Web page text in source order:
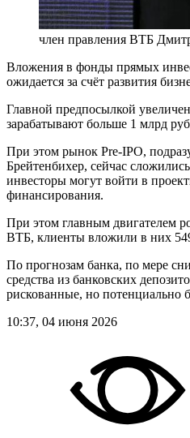
член правления ВТБ
Вложения в фонды прямых
ожидается за счёт развития
Главной предпосылкой
зарабатывают больше 1 млрд
При этом рынок Pre‑IPO,
Брейтенбихер, сейчас
инвесторы могут войти в
финансирования.
При этом главным двигателем
ВТБ, клиенты вложили в них
По прогнозам банка, по мере
средства из банковских
рискованные, но
10:37, 04 июня 2026